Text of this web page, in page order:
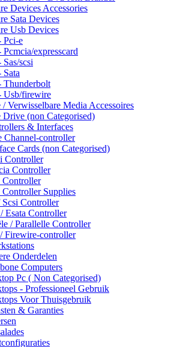
Devices Accessories
Sata Devices
Usb Devices
Pci-e
Pcmcia/expresscard
Sas/scsi
Sata
Thunderbolt
Usb/firewire
/ Verwisselbare Media Accessoires
Drive (non Categorised)
& Interfaces
Channel-controller
Cards (non Categorised)
Controller
Controller
Controller
Controller Supplies
Scsi Controller
/ Esata Controller
/ Parallelle Controller
Firewire-controller
Onderdelen
Computers
Pc ( Non Categorised)
- Professioneel Gebruik
Voor Thuisgebruik
& Garanties